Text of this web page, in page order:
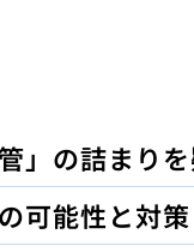
」の詰まり
可能性と対策